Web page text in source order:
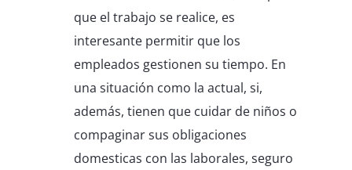
que el trabajo se realice, es
interesante permitir que los
empleados gestionen su tiempo. En
una situación como la actual, si,
además, tienen que cuidar de niños o
compaginar sus obligaciones
domesticas con las laborales, seguro